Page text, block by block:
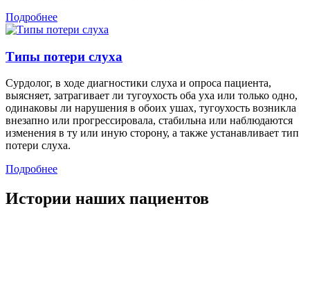
Подробнее
Типы потери слуха
Сурдолог, в ходе диагностики слуха и опроса пациента,
выясняет, затрагивает ли тугоухость оба уха или только одно,
одинаковы ли нарушения в обоих ушах, тугоухость возникла
внезапно или прогрессировала, стабильна или наблюдаются
изменения в ту или иную сторону, а также устанавливает тип
потери слуха.
Подробнее
Истории наших пациентов